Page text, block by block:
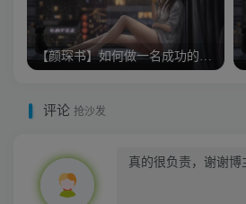
评论 抢沙发